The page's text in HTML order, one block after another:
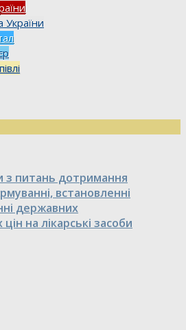
України
з питань дотримання
встановленні
державних
на лікарські засоби